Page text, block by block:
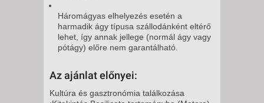
Háromágyas elhelyezés esetén a
harmadik ágy típusa szállodánként eltérő
lehet, így annak jellege (normál ágy vagy
pótágy) előre nem garantálható.
Az ajánlat előnyei:
Kultúra és gasztronómia találkozása